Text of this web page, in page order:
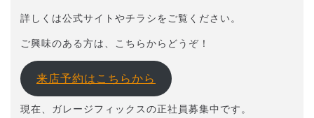
詳しくは公式サイトやチラシをご覧ください。
ご興味のある方は、こちらからどうぞ！
来店予約はこちらから
現在、ガレージフィックスの正社員募集中です。